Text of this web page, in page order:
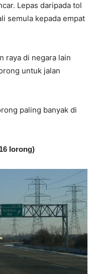
Lepas daripada tol
semula kepada empat
raya di negara lain
untuk jalan
paling banyak di
lorong)